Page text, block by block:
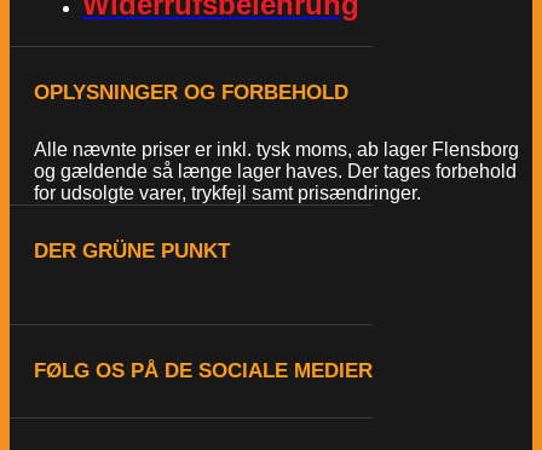
OPLYSNINGER OG FORBEHOLD
Alle nævnte priser er inkl. tysk moms, ab lager Flensborg
og gældende så længe lager haves. Der tages forbehold
for udsolgte varer, trykfejl samt prisændringer.
DER GRÜNE PUNKT
FØLG OS PÅ DE SOCIALE MEDIER